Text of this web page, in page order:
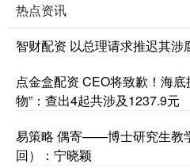
热点资讯
智财配资 以总理请求推迟其涉
点金盒配资 CEO将致歉！海
物”：查出4起共涉及1237.9元
易策略 偶寄——博士研究生教
回）：宁晓颖